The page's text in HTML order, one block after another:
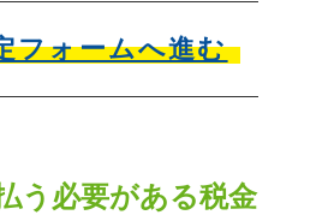
フォームへ進む
う必要がある税金